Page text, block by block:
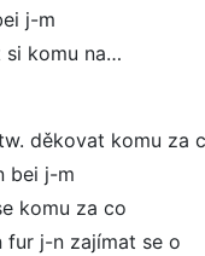
j-m
si komu na…
děkovat komu za
bei j-m
komu za co
fur j-n zajímat se o